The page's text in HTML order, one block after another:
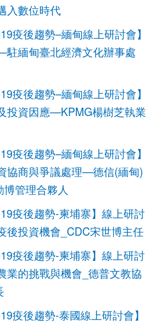
入數位時代
疫後趨勢–緬甸線上研討會】
緬甸臺北經濟文化辦事處
疫後趨勢–緬甸線上研討會】
投資因應—KPMG楊樹芝執業
疫後趨勢–緬甸線上研討會】
協商與爭議處理—德信(緬甸)
管理合夥人
19疫後趨勢-柬埔寨】線上研討
後投資機會_CDC宋世博主任
19疫後趨勢-柬埔寨】線上研討
業的挑戰與機會_德普文教協
疫後趨勢-泰國線上研討會】